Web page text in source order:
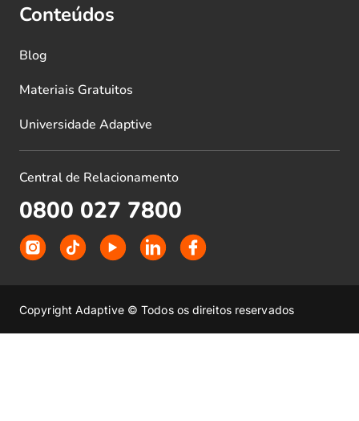
Conteúdos
Blog
Materiais Gratuitos
Universidade Adaptive
Central de Relacionamento
0800 027 7800
Copyright Adaptive © Todos os direitos reservados